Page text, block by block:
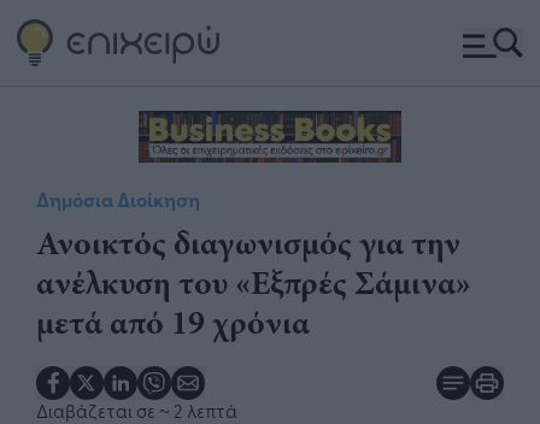
Δημόσια Διοίκηση
Ανοικτός διαγωνισμός για την
ανέλκυση του «Εξπρές Σάμινα»
μετά από 19 χρόνια
Διαβάζεται σε ~ 2 λεπτά